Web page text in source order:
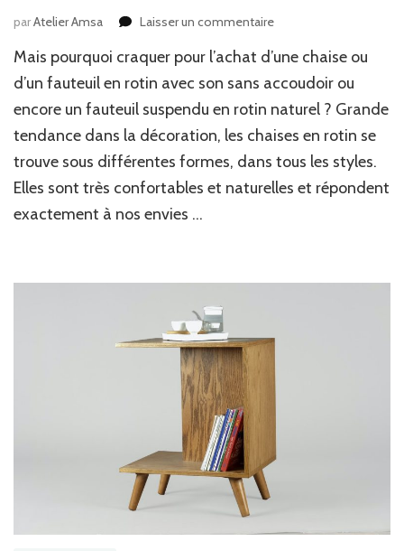
parAtelier Amsa Laisser un commentairesur
acheter
un
ou
chaise
de
bureau
en
Mais pourquoi craquer pour l’achat d’une chaise ou
d’un fauteuil en rotin avec son sans accoudoir ou
encore un fauteuil suspendu en rotin naturel ? Grande
tendance dans la décoration, les chaises en rotin se
trouve sous différentes formes, dans tous les styles.
Elles sont très confortables et naturelles et répondent
exactement à nos envies …